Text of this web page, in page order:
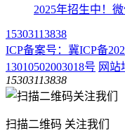
2025年招生中！
15303113838
ICP备案号：冀ICP备
13010502003018号 网站
15303113838
扫描二维码 关注我们